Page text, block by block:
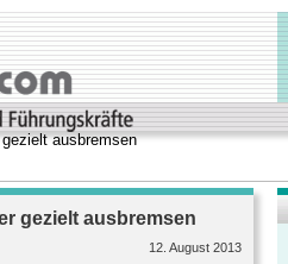
ausbremsen
gezielt ausbremsen
12. August 2013